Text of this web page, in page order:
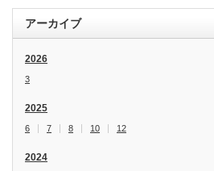
アーカイブ
2026
3
2025
6 7 8 10 12
2024